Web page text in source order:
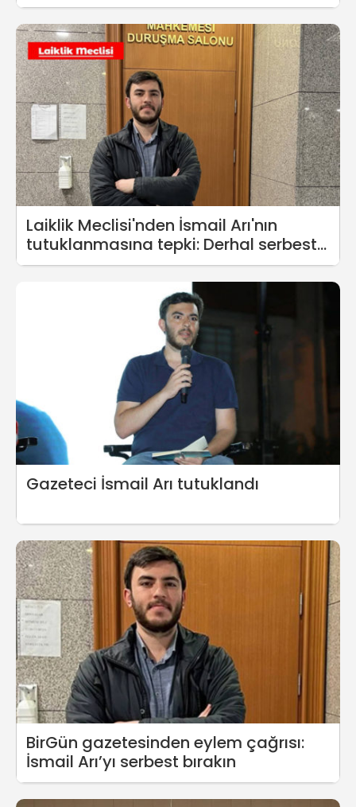
Laiklik Meclisi'nden İsmail Arı'nın
tutuklanmasına tepki: Derhal serbest
bırakılsın
Gazeteci İsmail Arı tutuklandı
BirGün gazetesinden eylem çağrısı:
İsmail Arı’yı serbest bırakın